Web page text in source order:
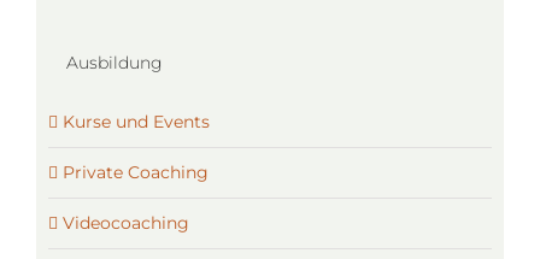
Ausbildung
Kurse und Events
Private Coaching
Videocoaching